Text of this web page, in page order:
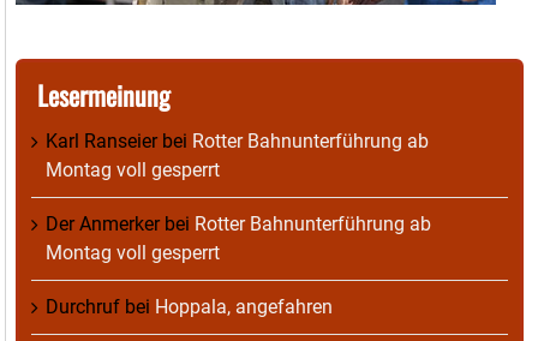
Lesermeinung
Karl Ranseierbei Rotter Bahnunterführung ab
Montag voll gesperrt
Der Anmerkerbei Rotter Bahnunterführung ab
Montag voll gesperrt
Durchruf bei Hoppala, angefahren